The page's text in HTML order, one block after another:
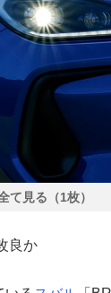
て見る（1枚）
良か